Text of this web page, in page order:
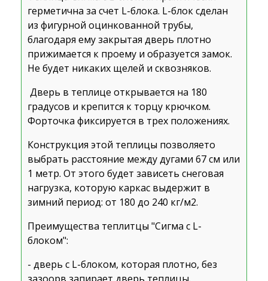
герметична за счет L-блока. L-блок сделан
из фигурной оцинкованной трубы,
благодаря ему закрытая дверь плотно
прижимается к проему и образуется замок.
Не будет никаких щелей и сквозняков.
Дверь в теплице открывается на 180
градусов и крепится к торцу крючком.
Форточка фиксируется в трех положениях.
Конструкция этой теплицы позволяето
выбрать расстояние между дугами 67 см или
1 метр. От этого будет зависеть снеговая
нагрузка, которую каркас выдержит в
зимний период: от 180 до 240 кг/м2.
Преимущества теплитцы "Сигма с L-
блоком":
- дверь с L-блоком, которая плотно, без